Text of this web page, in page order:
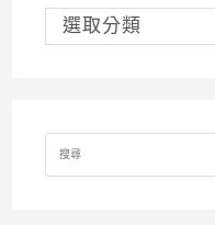
分
類選取分類
Search
for: